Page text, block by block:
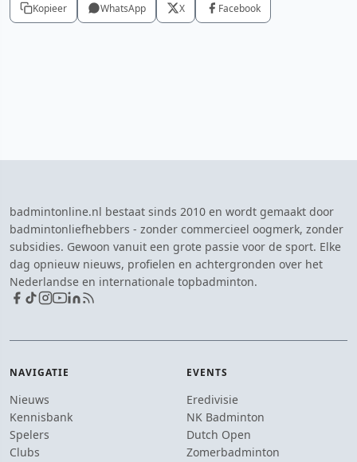
Kopieer WhatsApp X Facebook
badmintonline.nl bestaat sinds 2010 en wordt gemaakt door
badmintonliefhebbers - zonder commercieel oogmerk, zonder
subsidies. Gewoon vanuit een grote passie voor de sport. Elke
dag opnieuw nieuws, profielen en achtergronden over het
Nederlandse en internationale topbadminton.
NAVIGATIE
Nieuws
Kennisbank
Spelers
Clubs
EVENTS
Eredivisie
NK Badminton
Dutch Open
Zomerbadminton